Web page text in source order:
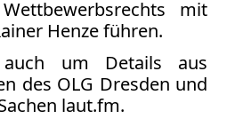
mit
Henze führen.
um Details aus
des OLG Dresden und
laut.fm.